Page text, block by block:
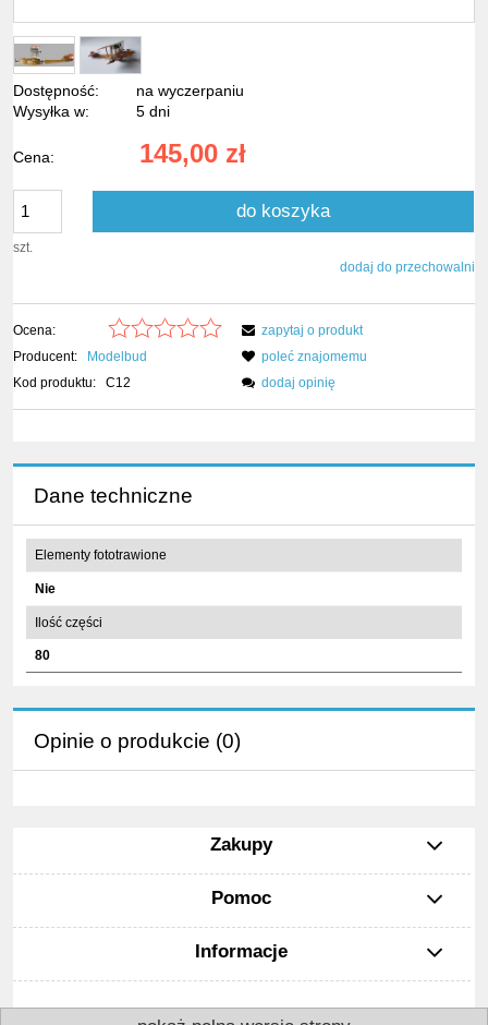
Dostępność:
na wyczerpaniu
Wysyłka w:
5 dni
Cena: 145,00 zł
szt.
do koszyka
dodaj do przechowalni
Ocena:
Producent:
Modelbud
Kod produktu:
C12
zapytaj o produkt
poleć znajomemu
dodaj opinię
Dane techniczne
Elementy fototrawione
Nie
Ilość części
80
Opinie o produkcie (0)
Zakupy
Pomoc
Informacje